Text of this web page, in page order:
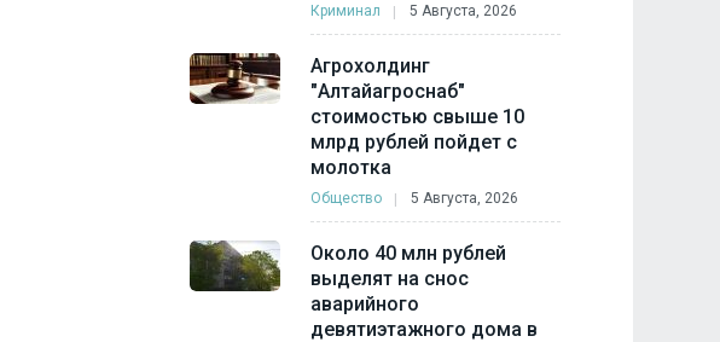
Криминал 5 Августа, 2026
Агрохолдинг
"Алтайагроснаб"
стоимостью свыше 10
млрд рублей пойдет с
молотка
Общество 5 Августа, 2026
Около 40 млн рублей
выделят на снос
аварийного
девятиэтажного дома в